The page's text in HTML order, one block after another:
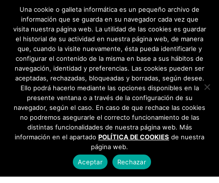
2012 →
Una cookie o galleta informática es un pequeño archivo de
información que se guarda en su navegador cada vez que
visita nuestra página web. La utilidad de las cookies es guardar
el historial de su actividad en nuestra página web, de manera
que, cuando la visite nuevamente, ésta pueda identificarle y
configurar el contenido de la misma en base a sus hábitos de
navegación, identidad y preferencias. Las cookies pueden ser
aceptadas, rechazadas, bloqueadas y borradas, según desee.
Ello podrá hacerlo mediante las opciones disponibles en la
presente ventana o a través de la configuración de su
navegador, según el caso. En caso de que rechace las cookies
no podremos asegurarle el correcto funcionamiento de las
distintas funcionalidades de nuestra página web. Más
información en el apartado POLÍTICA DE COOKIES de nuestra
página web.
Aceptar
Rechazar